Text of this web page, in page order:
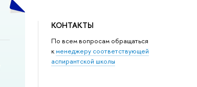
КОНТАКТЫ
По всем вопросам обращаться
к менеджеру соответствующей
аспирантской школы